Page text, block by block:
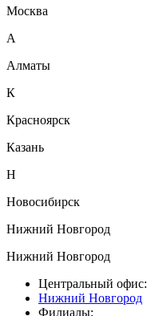
Москва
А
Алматы
К
Красноярск
Казань
Н
Новосибирск
Нижний Новгород
Нижний Новгород
Центральный офис:
Нижний Новгород
Филиалы: